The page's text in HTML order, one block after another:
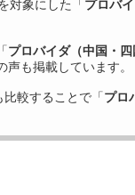
対象にした「プロバ
プロバイダ（中国・四
も掲載しています。
比較することで「プロ